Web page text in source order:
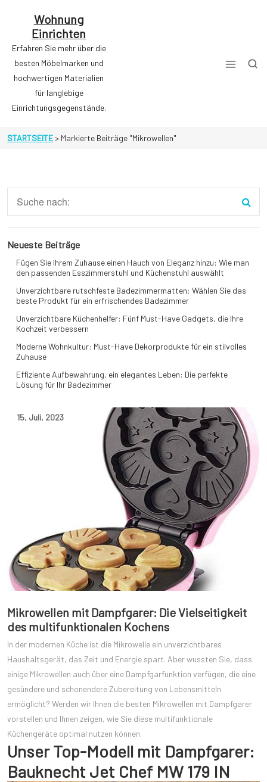
Wohnung
Einrichten
Erfahren Sie mehr über die
besten Möbelmarken und
hochwertigen Materialien
für langlebige
Einrichtungsgegenstände.
STARTSEITE> Markierte Beiträge "Mikrowellen"
15, Juli, 2023
Mikrowellen mit Dampfgarer: Die Vielseitigkeit
des multifunktionalen Kochens
In der modernen Küche ist die Mikrowelle ein unverzichtbares
Haushaltsgerät, das Zeit und Energie spart. Aber wussten Sie, dass
einige Mikrowellen auch über eine Dampfgarfunktion verfügen, die eine
gesündere und schonendere Zubereitung von Lebensmitteln
ermöglicht? Werden wir Ihnen die besten Mikrowellen mit Dampfgarer
vorstellen und Ihnen zeigen, wie Sie diese multifunktionale
Küchengeräte optimal nutzen können.
Unser Top-Modell mit Dampfgarer:
Bauknecht Jet Chef MW 179 IN
Neueste Beiträge
Fügen Sie Ihrem Zuhause einen Hauch von Eleganz hinzu: Wie man
den passenden Esszimmerstuhl und Küchenstuhl auswählt
Unverzichtbare rutschfeste Badezimmermatten: Wählen Sie das
beste Produkt für ein erfrischendes Badezimmer
Unverzichtbare Küchenhelfer: Fünf Must-Have Gadgets, die Ihre
Kochzeit verbessern
Moderne Wohnkultur: Must-Have Dekorprodukte für ein stilvolles
Zuhause
Effiziente Aufbewahrung, ein elegantes Leben: Die perfekte
Lösung für Ihr Badezimmer